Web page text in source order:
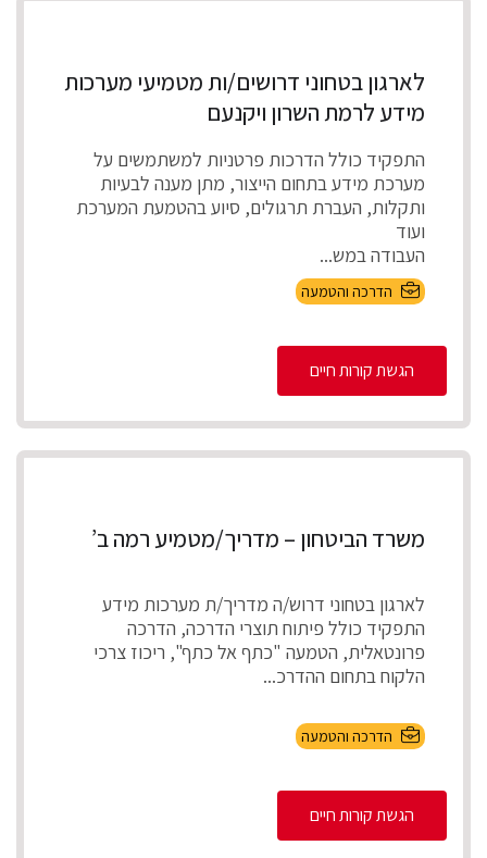
לארגון בטחוני דרושים/ות מטמיעי מערכות
מידע לרמת השרון ויקנעם
התפקיד כולל הדרכות פרטניות למשתמשים על
מערכת מידע בתחום הייצור, מתן מענה לבעיות
ותקלות, העברת תרגולים, סיוע בהטמעת המערכת
ועוד
העבודה במש...
הדרכה והטמעה
הגשת קורות חיים
משרד הביטחון – מדריך/מטמיע רמה ב’
לארגון בטחוני דרוש/ה מדריך/ת מערכות מידע
התפקיד כולל פיתוח תוצרי הדרכה, הדרכה
פרונטאלית, הטמעה "כתף אל כתף", ריכוז צרכי
הלקוח בתחום ההדרכ...
הדרכה והטמעה
הגשת קורות חיים